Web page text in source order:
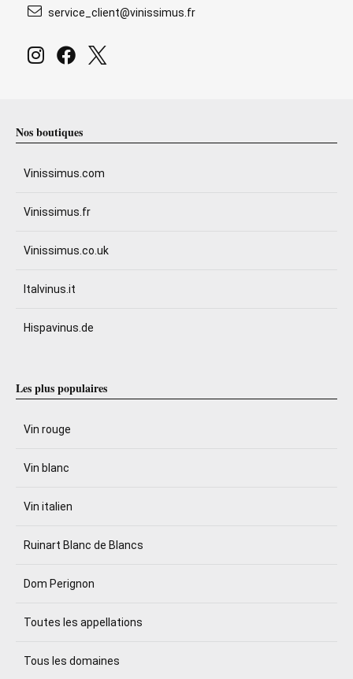
service_client@vinissimus.fr
Nos boutiques
Vinissimus.com
Vinissimus.fr
Vinissimus.co.uk
Italvinus.it
Hispavinus.de
Les plus populaires
Vin rouge
Vin blanc
Vin italien
Ruinart Blanc de Blancs
Dom Perignon
Toutes les appellations
Tous les domaines